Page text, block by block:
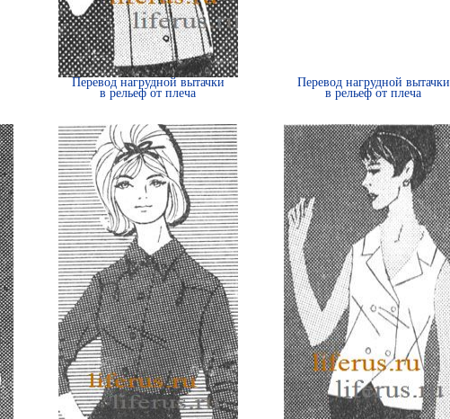
Перевод нагрудной вытачки
в рельеф от плеча
Перевод нагрудной вытачки
в рельеф от плеча